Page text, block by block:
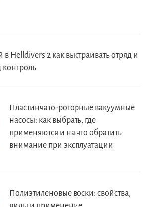
в Helldivers 2 как выстраивать отряд и
контроль
Пластинчато-роторные вакуумные
насосы: как выбрать, где
применяются и на что обратить
внимание при эксплуатации
Полиэтиленовые воски: свойства,